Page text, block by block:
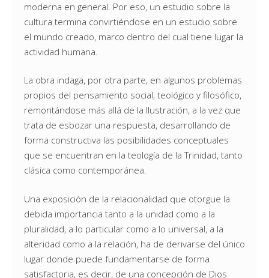
moderna en general. Por eso, un estudio sobre la
cultura termina convirtiéndose en un estudio sobre
el mundo creado, marco dentro del cual tiene lugar la
actividad humana.
La obra indaga, por otra parte, en algunos problemas
propios del pensamiento social, teológico y filosófico,
remontándose más allá de la Ilustración, a la vez que
trata de esbozar una respuesta, desarrollando de
forma constructiva las posibilidades conceptuales
que se encuentran en la teología de la Trinidad, tanto
clásica como contemporánea.
Una exposición de la relacionalidad que otorgue la
debida importancia tanto a la unidad como a la
pluralidad, a lo particular como a lo universal, a la
alteridad como a la relación, ha de derivarse del único
lugar donde puede fundamentarse de forma
satisfactoria, es decir, de una concepción de Dios